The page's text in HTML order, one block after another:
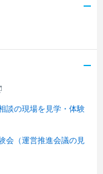
談の現場を見学・体験
会（運営推進会議の見